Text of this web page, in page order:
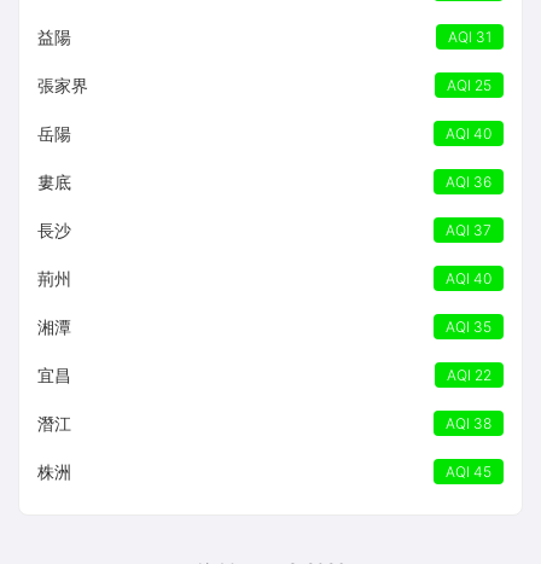
益陽 AQI 31
張家界 AQI 25
岳陽 AQI 40
婁底 AQI 36
長沙 AQI 37
荊州 AQI 40
湘潭 AQI 35
宜昌 AQI 22
潛江 AQI 38
株洲 AQI 45